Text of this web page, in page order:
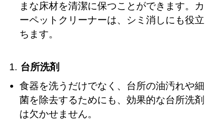
まな床材を清潔に保つことができます。カ
ーペットクリーナーは、シミ消しにも役立
ちます。
台所洗剤
食器を洗うだけでなく、台所の油汚れや細
菌を除去するためにも、効果的な台所洗剤
は欠かせません。